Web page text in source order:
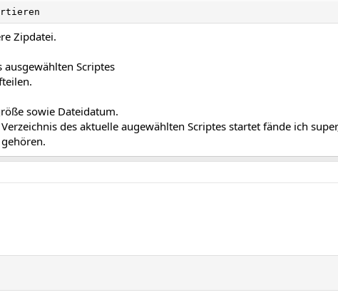
Zipdatei.
Scriptes
sowie Dateidatum.
des aktuelle augewählten Scriptes startet fände ich